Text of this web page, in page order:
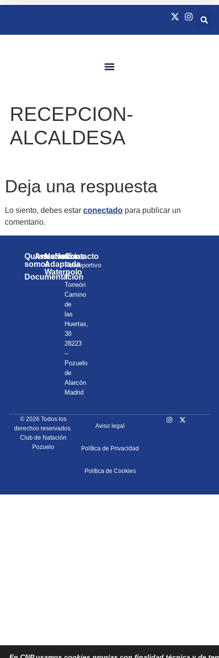
RECEPCION-
ALCALDESA
Deja una respuesta
Lo siento, debes estar conectado para publicar un
comentario.
Quienes
somos
Documentación
Anuarios
Natación
Adaptada
Waterpolo
Noticias
Contacto
Polideportivo
el
Torreón
Camino
de
las
Huertas,
38
28223
–
Pozuelo
de
Alarcón
Madrid
© 2026 Todos los
derechos reservados.
Club de Natación
Pozuelo
Aviso legal
Política de Privacidad
Política de Cookies